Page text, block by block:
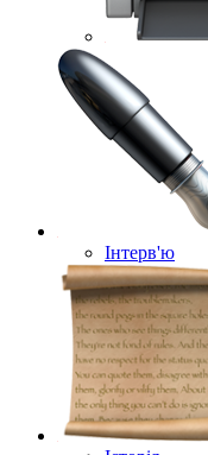
Інтерв'ю